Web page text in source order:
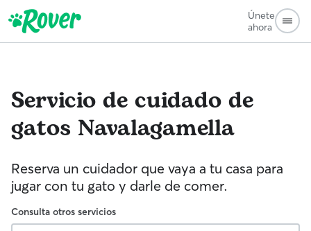
Únete
ahora
Servicio de cuidado de
gatos Navalagamella
Reserva un cuidador que vaya a tu casa para
jugar con tu gato y darle de comer.
Consulta otros servicios